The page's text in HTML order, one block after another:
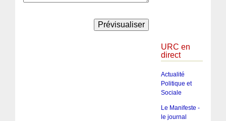
URC en
direct
Actualité
Politique et
Sociale
Le Manifeste -
le journal